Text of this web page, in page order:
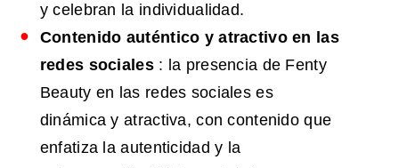
y celebran la individualidad.
Contenido auténtico y atractivo en las
redes sociales: la presencia de Fenty
Beauty en las redes sociales es
dinámica y atractiva, con contenido que
enfatiza la autenticidad y la